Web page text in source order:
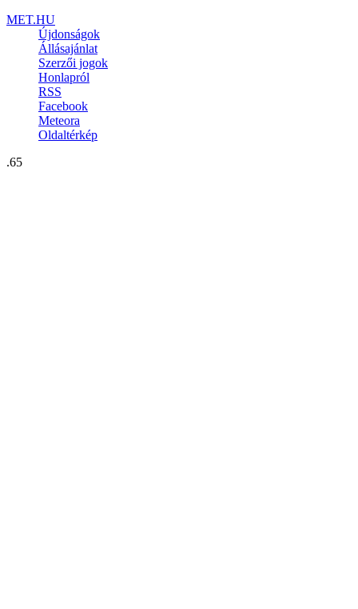
MET.HU
Újdonságok
Állásajánlat
Szerzői jogok
Honlapról
RSS
Facebook
Meteora
Oldaltérkép
.65